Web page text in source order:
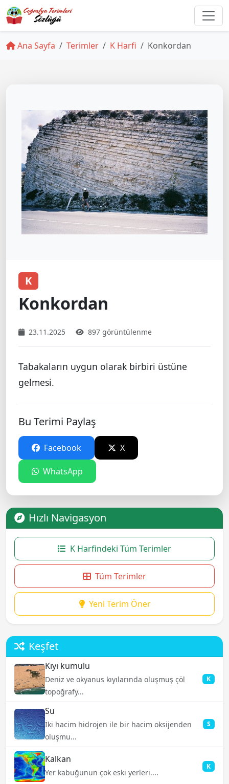
Ana Sayfa Terimler K Harfi Konkordan
K
Konkordan
23.11.2025 897 görüntülenme
Tabakaların uygun olarak birbiri üstüne
gelmesi.
Bu Terimi Paylaş
Facebook X
WhatsApp
Hızlı Navigasyon
K Harfindeki Tüm Terimler
Tüm Terimler
Yeni Terim Öner
Keşfet
Kıyı kumulu
Deniz ve okyanus kıyılarında oluşmuş çöl
topoğrafy...
K
Su
İki hacim hidrojen ile bir hacim oksijenden
oluşmu...
S
Kalkan
Yer kabuğunun çok eski yerleri....
K